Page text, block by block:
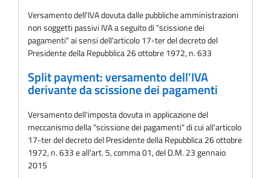
Versamento dell'IVA dovuta dalle pubbliche amministrazioni
non soggetti passivi IVA a seguito di "scissione dei
pagamenti" ai sensi dell'articolo 17-ter del decreto del
Presidente della Repubblica 26 ottobre 1972, n. 633
Split payment: versamento dell'IVA
derivante da scissione dei pagamenti
Versamento dell'imposta dovuta in applicazione del
meccanismo della "scissione dei pagamenti" di cui all'articolo
17-ter del decreto del Presidente della Repubblica 26 ottobre
1972, n. 633 e all'art. 5, comma 01, del D.M. 23 gennaio
2015